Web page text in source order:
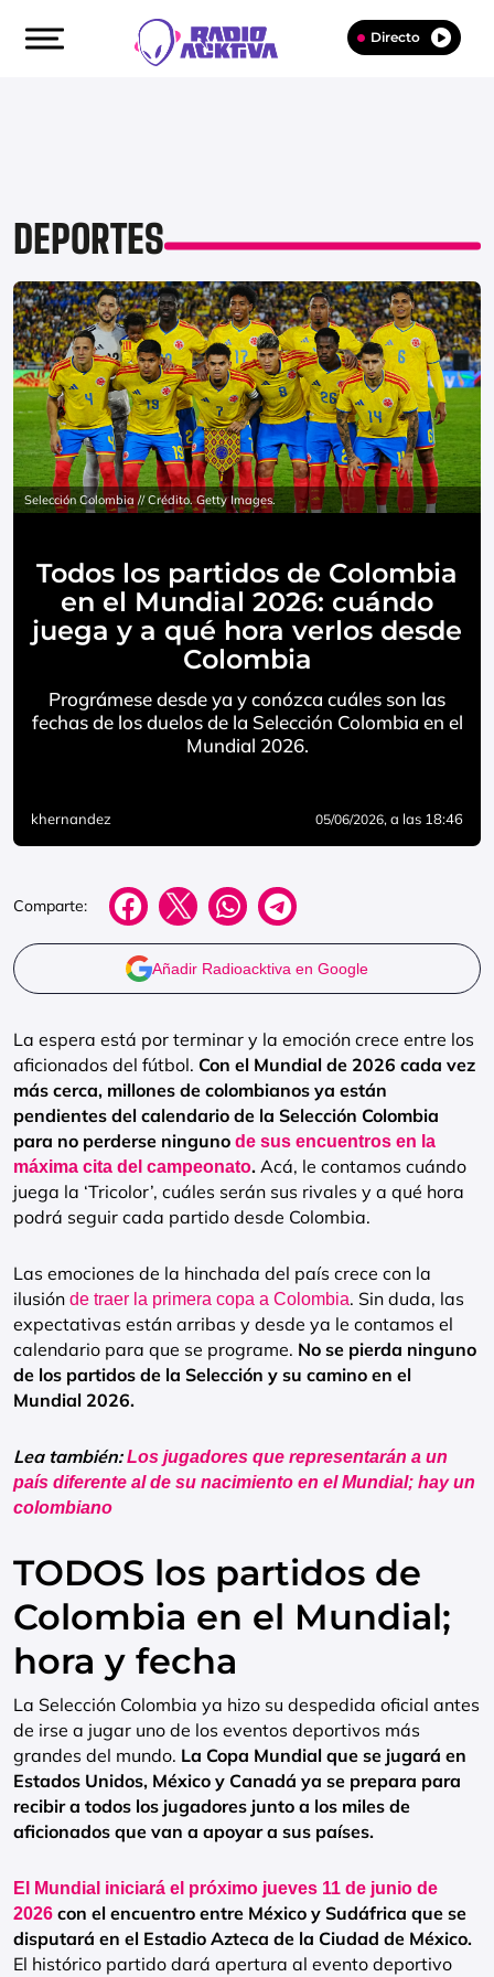
Directo
DEPORTES
Selección Colombia // Crédito. Getty Images.
Todos los partidos de Colombia
en el Mundial 2026: cuándo
juega y a qué hora verlos desde
Colombia
Prográmese desde ya y conózca cuáles son las
fechas de los duelos de la Selección Colombia en el
Mundial 2026.
khernandez 05/06/2026, a las 18:46
Comparte:
Añadir Radioacktiva en Google
La espera está por terminar y la emoción crece entre los
aficionados del fútbol. Con el Mundial de 2026 cada vez
más cerca, millones de colombianos ya están
pendientes del calendario de la Selección Colombia
para no perderse ninguno de sus encuentros en la
máxima cita del campeonato. Acá, le contamos cuándo
juega la ‘Tricolor’, cuáles serán sus rivales y a qué hora
podrá seguir cada partido desde Colombia.
Las emociones de la hinchada del país crece con la
ilusión de traer la primera copa a Colombia. Sin duda, las
expectativas están arribas y desde ya le contamos el
calendario para que se programe. No se pierda ninguno
de los partidos de la Selección y su camino en el
Mundial 2026.
Lea también:Los jugadores que representarán a un
país diferente al de su nacimiento en el Mundial; hay un
colombiano
TODOS los partidos de
Colombia en el Mundial;
hora y fecha
La Selección Colombia ya hizo su despedida oficial antes
de irse a jugar uno de los eventos deportivos más
grandes del mundo. La Copa Mundial que se jugará en
Estados Unidos, México y Canadá ya se prepara para
recibir a todos los jugadores junto a los miles de
aficionados que van a apoyar a sus países.
El Mundial iniciará el próximo jueves 11 de junio de
2026 con el encuentro entre México y Sudáfrica que se
disputará en el Estadio Azteca de la Ciudad de México.
El histórico partido dará apertura al evento deportivo